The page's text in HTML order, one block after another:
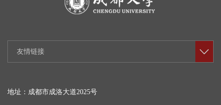
友情链接
地址：成都市成洛大道2025号